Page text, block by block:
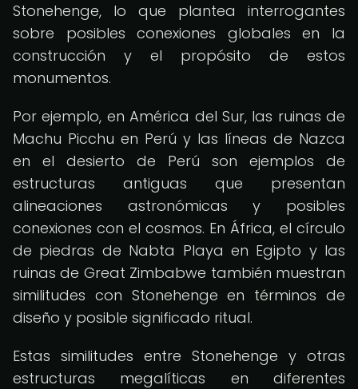
Stonehenge, lo que plantea interrogantes
sobre posibles conexiones globales en la
construcción y el propósito de estos
monumentos.
Por ejemplo, en América del Sur, las ruinas de
Machu Picchu en Perú y las líneas de Nazca
en el desierto de Perú son ejemplos de
estructuras antiguas que presentan
alineaciones astronómicas y posibles
conexiones con el cosmos. En África, el círculo
de piedras de Nabta Playa en Egipto y las
ruinas de Great Zimbabwe también muestran
similitudes con Stonehenge en términos de
diseño y posible significado ritual.
Estas similitudes entre Stonehenge y otras
estructuras megalíticas en diferentes